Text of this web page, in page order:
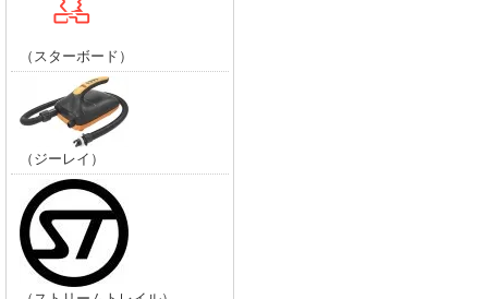
（スターボード）
（ジーレイ）